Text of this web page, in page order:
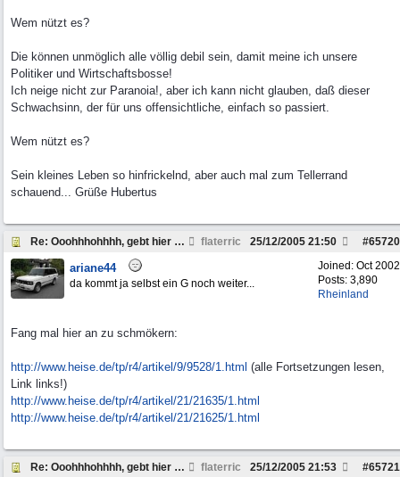
Wem nützt es?
Die können unmöglich alle völlig debil sein, damit meine ich unsere
Politiker und Wirtschaftsbosse!
Ich neige nicht zur Paranoia!, aber ich kann nicht glauben, daß dieser
Schwachsinn, der für uns offensichtliche, einfach so passiert.
Wem nützt es?
Sein kleines Leben so hinfrickelnd, aber auch mal zum Tellerrand
schauend... Grüße Hubertus
Re: Ooohhhohhhh, gebt hier mal "LandRover "ein.... flaterric #65720
25/12/2005 21:50
Joined: Oct 2002
Posts: 3,890
Rheinland
ariane44
da kommt ja selbst ein G noch weiter...
Fang mal hier an zu schmökern:
http://www.heise.de/tp/r4/artikel/9/9528/1.html (alle Fortsetzungen lesen,
Link links!)
http://www.heise.de/tp/r4/artikel/21/21635/1.html
http://www.heise.de/tp/r4/artikel/21/21625/1.html
Re: Ooohhhohhhh, gebt hier mal "LandRover "ein.... flaterric #65721
25/12/2005 21:53